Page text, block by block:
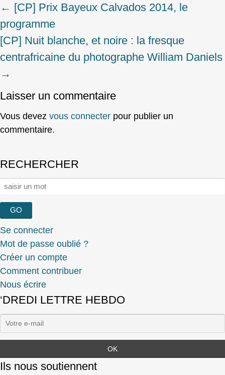
Post
navigation
← [CP] Prix Bayeux Calvados 2014, le
programme
[CP] Nuit blanche, et noire : la fresque
centrafricaine du photographe William Daniels
→
Laisser un commentaire
Vous devez vous connecter pour publier un
commentaire.
RECHERCHER
Rechercher :
Se connecter
Mot de passe oublié ?
Créer un compte
Comment contribuer
Nous écrire
‘DREDI LETTRE HEBDO
Ils nous soutiennent